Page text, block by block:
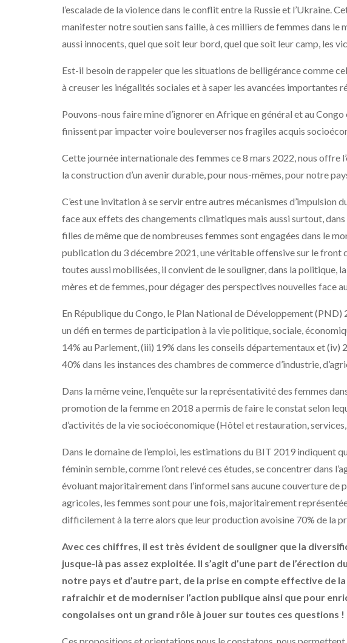
l’escalade de la violence dans le conflit entre la Russie et l’Ukraine.
manifester notre soutien sans faille, à ces milliers de femmes dans le
aussi innocents, quel que soit leur bord, quel que soit leur camp, les
Est-il besoin de rappeler que les situations de belligérance comme
à creuser les inégalités sociales et à saper les avancées importantes
Pouvons-nous faire mine d’ignorer en Afrique en général et au
finissent par impacter voire bouleverser nos fragiles acquis
Cette journée internationale des femmes ce 8 mars 2022, nous offre
la construction d’un avenir durable, pour nous-mêmes, pour notre
C’est une invitation à se servir entre autres mécanismes
face aux effets des changements climatiques mais aussi surtout,
filles de même que de nombreuses femmes sont engagées dans le
publication du 3 décembre 2021, une véritable offensive sur le front
toutes aussi mobilisées, il convient de le souligner, dans la politique,
mères et de femmes, pour dégager des perspectives nouvelles face
En République du Congo, le Plan National de Développement
un défi en termes de participation à la vie politique, sociale,
14% au Parlement, (iii) 19% dans les conseils départementaux et (iv)
40% dans les instances des chambres de commerce d’industrie,
Dans la même veine, l’enquête sur la représentativité des femmes
promotion de la femme en 2018 a permis de faire le constat selon
d’activités de la vie socioéconomique (Hôtel et restauration,
Dans le domaine de l’emploi, les estimations du BIT 2019 indiquent
féminin semble, comme l’ont relevé ces études, se concentrer dans
évoluant majoritairement dans l’informel sans aucune couverture
agricoles, les femmes sont pour une fois, majoritairement
difficilement à la terre alors que leur production avoisine 70% de la
Avec ces chiffres, il est très évident de souligner que la
jusque-là pas assez exploitée. Il s’agit d’une part de
notre pays et d’autre part, de la prise en compte effective de
rafraichir et de moderniser l’action publique ainsi que pour
congolaises ont un grand rôle à jouer sur toutes ces questions !